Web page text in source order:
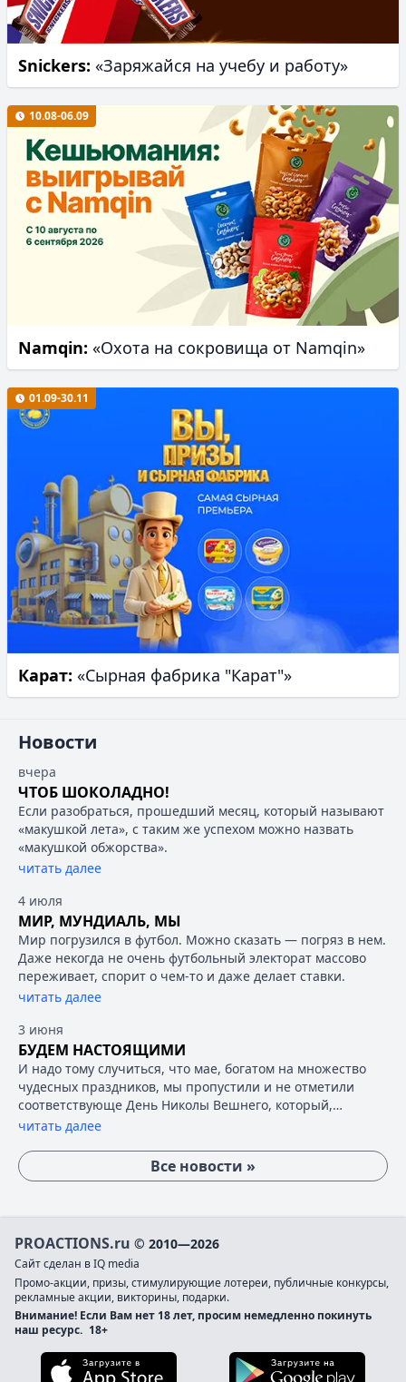
Snickers: «Заряжайся на учебу и работу»
10.08-06.09
Namqin: «Охота на сокровища от Namqin»
01.09-30.11
Карат: «Сырная фабрика "Карат"»
Новости
вчера
ЧТОБ ШОКОЛАДНО!
Если разобраться, прошедший месяц, который называют
«макушкой лета», с таким же успехом можно назвать
«макушкой обжорства».
читать далее
4 июля
МИР, МУНДИАЛЬ, МЫ
Мир погрузился в футбол. Можно сказать — погряз в нем.
Даже некогда не очень футбольный электорат массово
переживает, спорит о чем-то и даже делает ставки.
читать далее
3 июня
БУДЕМ НАСТОЯЩИМИ
И надо тому случиться, что мае, богатом на множество
чудесных праздников, мы пропустили и не отметили
соответствующе День Николы Вешнего, который,
оказывается, считается мужским праздником.
читать далее
Все новости »
PROACTIONS.ru © 2010—2026
Сайт сделан в IQ media
Промо-акции, призы, стимулирующие лотереи, публичные конкурсы,
рекламные акции, викторины, подарки.
Внимание! Если Вам нет 18 лет, просим немедленно покинуть
наш ресурс. 18+
Загрузите в App Store